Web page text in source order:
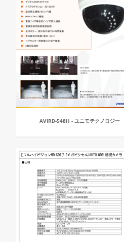
AVIRD-548H - ユニモテクノロジー